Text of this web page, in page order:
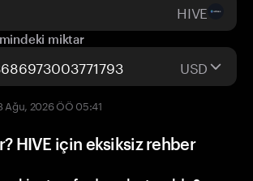
HIVE
miktar
USD
2026 ÖÖ 05:41
HIVE için eksiksiz rehber